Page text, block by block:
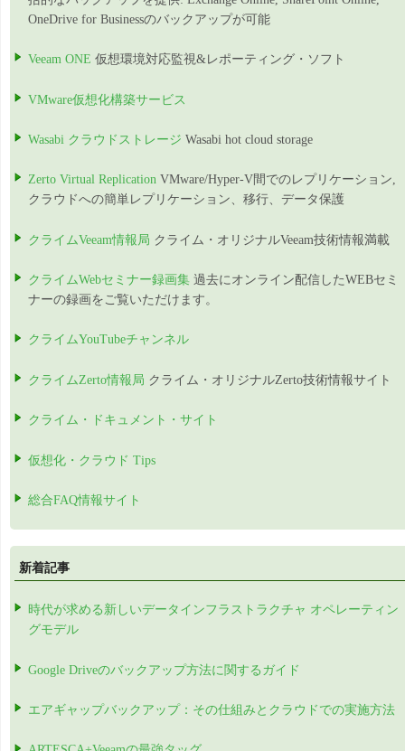
OneDrive for Businessのバックアップが可能
Veeam ONE 仮想環境対応監視&レポーティング・ソフト
VMware仮想化構築サービス
Wasabi クラウドストレージ Wasabi hot cloud storage
Zerto Virtual Replication VMware/Hyper-V間でのレプリケーション,
クラウドへの簡単レプリケーション、移行、データ保護
クライムVeeam情報局 クライム・オリジナルVeeam技術情報満載
クライムWebセミナー録画集 過去にオンライン配信したWEBセミ
ナーの録画をご覧いただけます。
クライムYouTubeチャンネル
クライムZerto情報局 クライム・オリジナルZerto技術情報サイト
クライム・ドキュメント・サイト
仮想化・クラウド Tips
総合FAQ情報サイト
新着記事
時代が求める新しいデータインフラストラクチャ オペレーティン
グモデル
Google Driveのバックアップ方法に関するガイド
エアギャップバックアップ：その仕組みとクラウドでの実施方法